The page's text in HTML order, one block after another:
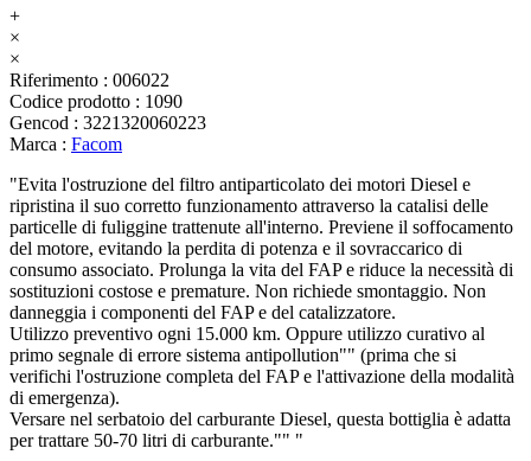
+
×
×
Riferimento : 006022
Codice prodotto : 1090
Gencod : 3221320060223
Marca : Facom
"Evita l'ostruzione del filtro antiparticolato dei motori Diesel e
ripristina il suo corretto funzionamento attraverso la catalisi delle
particelle di fuliggine trattenute all'interno. Previene il soffocamento
del motore, evitando la perdita di potenza e il sovraccarico di
consumo associato. Prolunga la vita del FAP e riduce la necessità di
sostituzioni costose e premature. Non richiede smontaggio. Non
danneggia i componenti del FAP e del catalizzatore.
Utilizzo preventivo ogni 15.000 km. Oppure utilizzo curativo al
primo segnale di errore sistema antipollution"" (prima che si
verifichi l'ostruzione completa del FAP e l'attivazione della modalità
di emergenza).
Versare nel serbatoio del carburante Diesel, questa bottiglia è adatta
per trattare 50-70 litri di carburante."" "